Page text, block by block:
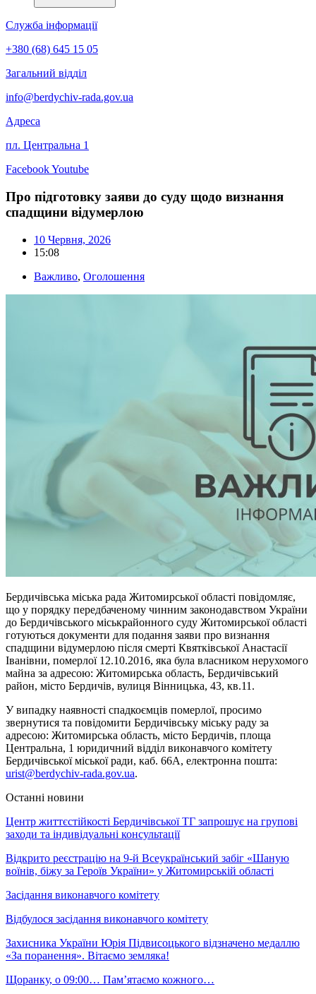
Служба інформації
+380 (68) 645 15 05
Загальний відділ
info@berdychiv-rada.gov.ua
Адреса
пл. Центральна 1
FacebookYoutube
Про підготовку заяви до суду щодо визнання
спадщини відумерлою
10 Червня, 2026
15:08
Важливо, Оголошення
Бердичівська міська рада Житомирської області повідомляє,
що у порядку передбаченому чинним законодавством України
до Бердичівського міськрайонного суду Житомирської області
готуються документи для подання заяви про визнання
спадщини відумерлою після смерті Квятківської Анастасії
Іванівни, померлої 12.10.2016, яка була власником нерухомого
майна за адресою: Житомирська область, Бердичівський
район, місто Бердичів, вулиця Вінницька, 43, кв.11.
У випадку наявності спадкоємців померлої, просимо
звернутися та повідомити Бердичівську міську раду за
адресою: Житомирська область, місто Бердичів, площа
Центральна, 1 юридичний відділ виконавчого комітету
Бердичівської міської ради, каб. 66А, електронна пошта:
urist@berdychiv-rada.gov.ua.
Останні новини
Центр життєстійкості Бердичівської ТГ запрошує на групові
заходи та індивідуальні консультації
Відкрито реєстрацію на 9-й Всеукраїнський забіг «Шаную
воїнів, біжу за Героїв України» у Житомирській області
Засідання виконавчого комітету
Відбулося засідання виконавчого комітету
Захисника України Юрія Підвисоцького відзначено медаллю
«За поранення». Вітаємо земляка!
Щоранку, о 09:00… Пам’ятаємо кожного…